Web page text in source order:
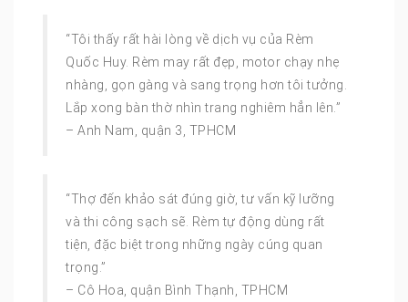
“Tôi thấy rất hài lòng về dịch vụ của Rèm
Quốc Huy. Rèm may rất đẹp, motor chạy nhẹ
nhàng, gọn gàng và sang trọng hơn tôi tưởng.
Lắp xong bàn thờ nhìn trang nghiêm hẳn lên.”
– Anh Nam, quận 3, TPHCM
“Thợ đến khảo sát đúng giờ, tư vấn kỹ lưỡng
và thi công sạch sẽ. Rèm tự động dùng rất
tiện, đặc biệt trong những ngày cúng quan
trọng.”
– Cô Hoa, quận Bình Thạnh, TPHCM